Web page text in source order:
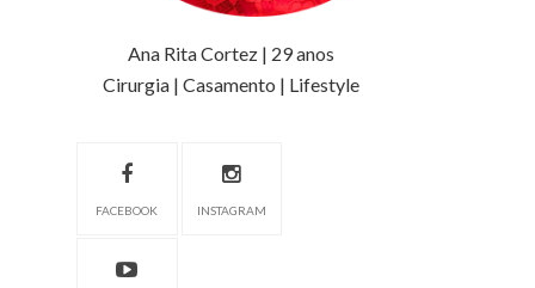
Ana Rita Cortez | 29 anos
Cirurgia | Casamento | Lifestyle
FACEBOOK INSTAGRAM